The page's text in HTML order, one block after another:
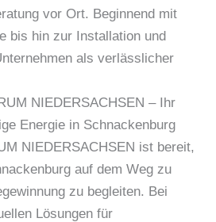
vor Ort. Beginnend mit
bis hin zur Installation und
als verlässlicher
NIEDERSACHSEN – Ihr
Energie in Schnackenburg
NIEDERSACHSEN ist bereit,
auf dem Weg zu
zu begleiten. Bei
Lösungen für